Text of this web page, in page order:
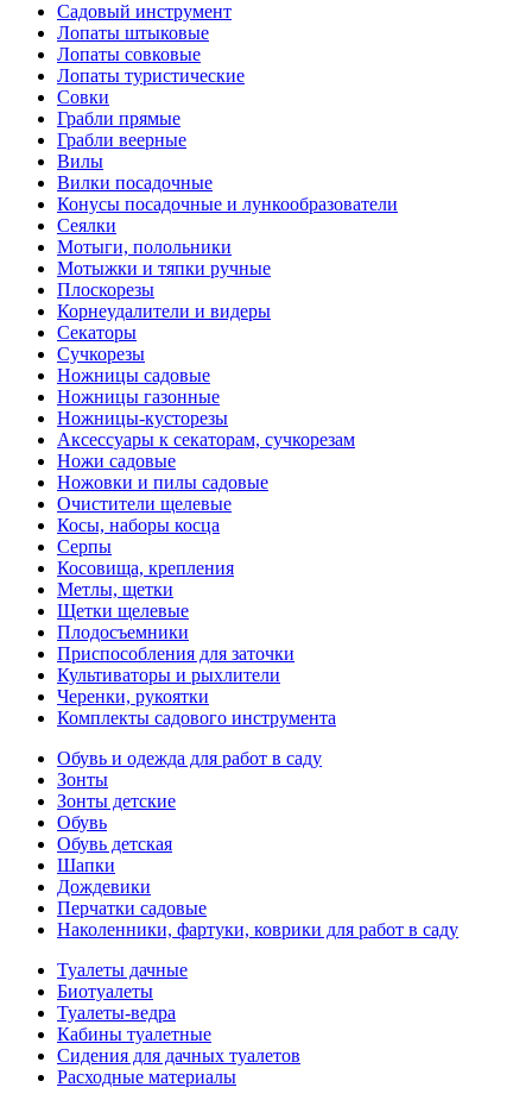
Садовый инструмент
Лопаты штыковые
Лопаты совковые
Лопаты туристические
Совки
Грабли прямые
Грабли веерные
Вилы
Вилки посадочные
Конусы посадочные и лункообразователи
Сеялки
Мотыги, полольники
Мотыжки и тяпки ручные
Плоскорезы
Корнеудалители и видеры
Секаторы
Сучкорезы
Ножницы садовые
Ножницы газонные
Ножницы-кусторезы
Аксессуары к секаторам, сучкорезам
Ножи садовые
Ножовки и пилы садовые
Очистители щелевые
Косы, наборы косца
Серпы
Косовища, крепления
Метлы, щетки
Щетки щелевые
Плодосъемники
Приспособления для заточки
Культиваторы и рыхлители
Черенки, рукоятки
Комплекты садового инструмента
Обувь и одежда для работ в саду
Зонты
Зонты детские
Обувь
Обувь детская
Шапки
Дождевики
Перчатки садовые
Наколенники, фартуки, коврики для работ в саду
Туалеты дачные
Биотуалеты
Туалеты-ведра
Кабины туалетные
Сидения для дачных туалетов
Расходные материалы